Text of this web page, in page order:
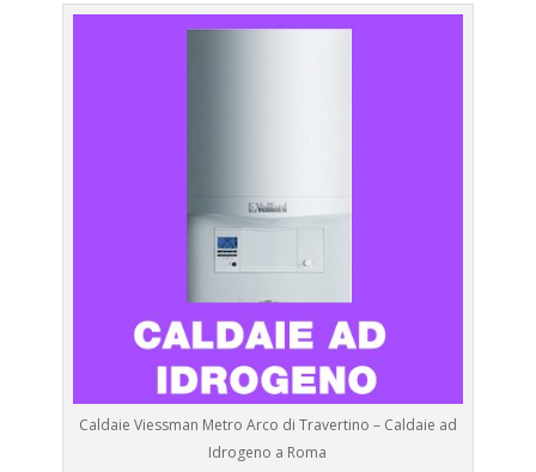
Caldaie Viessman Metro Arco di Travertino – Caldaie ad
Idrogeno a Roma